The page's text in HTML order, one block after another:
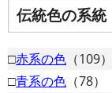
伝統色の系統
□赤系の色 （109）
□青系の色 （78）